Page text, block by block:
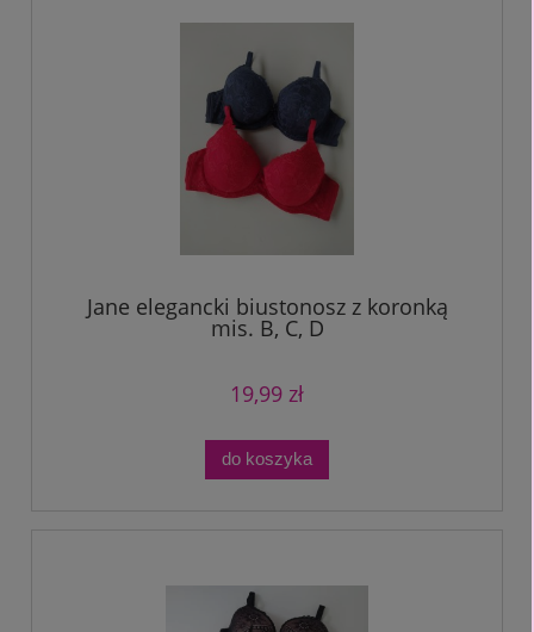
Jane elegancki biustonosz z koronką
mis. B, C, D
19,99 zł
do koszyka